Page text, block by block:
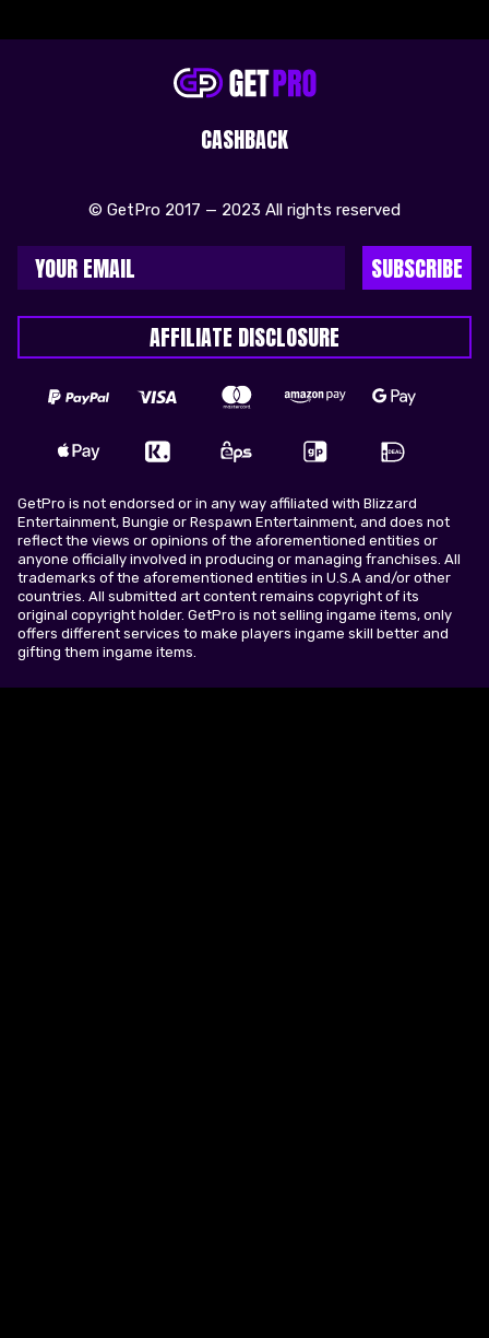
© GetPro 2017 — 2023 All rights reserved
CASHBACK
SUBSCRIBE
AFFILIATE DISCLOSURE
GetPro is not endorsed or in any way affiliated with Blizzard
Entertainment, Bungie or Respawn Entertainment, and does not
reflect the views or opinions of the aforementioned entities or
anyone officially involved in producing or managing franchises. All
trademarks of the aforementioned entities in U.S.A and/or other
countries. All submitted art content remains copyright of its
original copyright holder. GetPro is not selling ingame items, only
offers different services to make players ingame skill better and
gifting them ingame items.